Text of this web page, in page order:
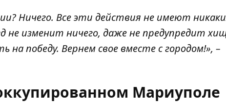
Ничего. Все эти действия не имеют
не изменит ничего, даже не предупредит
победу. Вернем свое вместе с городом!», –
Мариуполе